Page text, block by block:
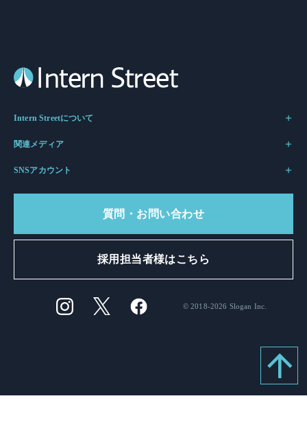
Intern Streetについて
関連メディア
SNSアカウント
質問・お問い合わせ
採用担当者様はこちら
© 2018-2026 Slogan Inc.